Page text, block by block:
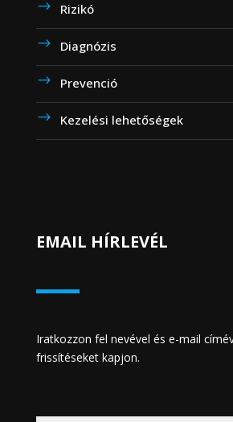
Rizikó
Diagnózis
Prevenció
Kezelési lehetőségek
EMAIL HÍRLEVÉL
Iratkozzon fel nevével és e-mail
frissítéseket kapjon.